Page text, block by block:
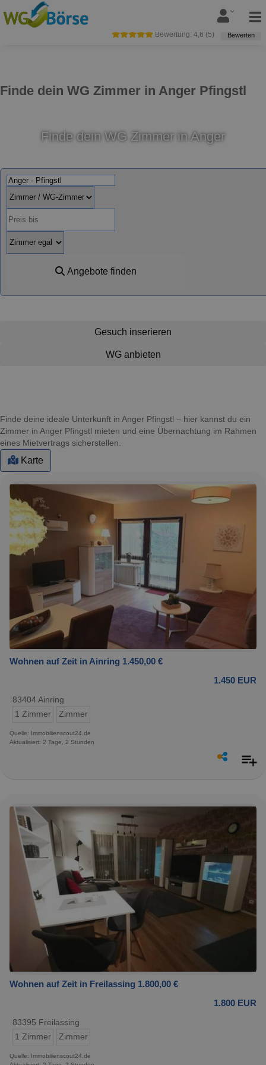
Finde dein WG Zimmer in Anger Pfingstl
Bewertung: 4,6 (5) Bewerten
Finde dein WG Zimmer in Anger
Angebote finden
Gesuch inserieren
WG anbieten
Finde deine ideale Unterkunft in Anger Pfingstl – hier kannst du ein
Zimmer in Anger Pfingstl mieten und eine Übernachtung im Rahmen
eines Mietvertrags sicherstellen.
Karte
Wohnen auf Zeit in Ainring 1.450,00 €
1.450 EUR
83404 Ainring
1 Zimmer
Zimmer
Quelle: Immobilienscout24.de
Aktualisiert: 2 Tage, 2 Stunden
Wohnen auf Zeit in Freilassing 1.800,00 €
1.800 EUR
83395 Freilassing
1 Zimmer
Zimmer
Quelle: Immobilienscout24.de